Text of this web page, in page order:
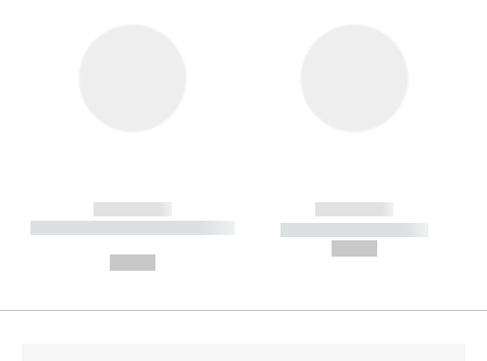
------------
----------- ----------- --------
------------
----------- -----------